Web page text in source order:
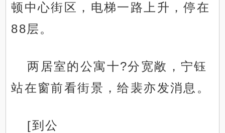
顿中心街区，电梯一路上升，停在
88层。
两居室的公寓十?分宽敞，宁钰
站在窗前看街景，给裴亦发消息。
[到公